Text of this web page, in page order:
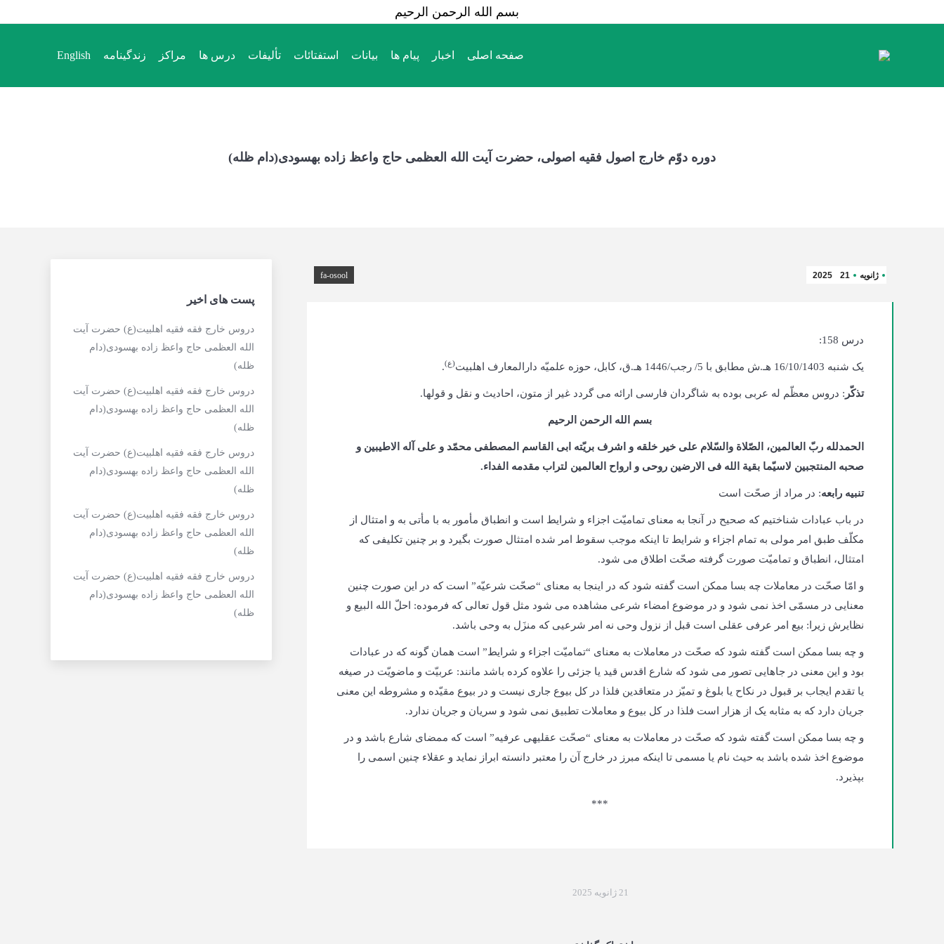
بسم الله الرحمن الرحیم
صفحه اصلی اخبار پیام ها بیانات استفتائات تألیفات درس ها مراکز زندگینامه English
دوره دوّم خارج اصول فقیه اصولی، حضرت آیت الله العظمی حاج واعظ زاده بهسودی(دام ظله)
ژانویه 21
2025
fa-osool
درس 158:
یک‌ شنبه 16/10/1403 هـ.ش مطابق با 5/ رجب/1446 هـ.ق، کابل، حوزه علمیّه دارالمعارف اهلبیت (ع).
تذکّر : دروس معظّم له عربی بوده به شاگردان فارسی ارائه می گردد غیر از متون، احادیث و نقل و قول­ها.
بسم الله الرحمن الرحیم
الحمدلله ربّ العالمین، الصّلاة والسّلام علی خیر خلقه و اشرف بریّته ابی القاسم المصطفی محمّد و علی آله الاطیبین و
صحبه المنتجبین لاسیّما بقیة الله فی الارضین روحی و ارواح العالمین لتراب مقدمه الفداء.
تنبیه رابعه: در مراد از صحّت است
در باب عبادات شناختیم که صحیح در آنجا به معنای تمامیّت اجزاء و شرایط است و انطباق مأمور به با مأتی به و امتثال از
مکلّف طبق امر مولی به تمام اجزاء و شرایط تا اینکه موجب سقوط امر شده امتثال صورت بگیرد و بر چنین تکلیفی که
امتثال، انطباق و تمامیّت صورت گرفته صحّت اطلاق می شود.
و امّا صحّت در معاملات چه بسا ممکن است گفته شود که در اینجا به معنای “صحّت شرعیّه” است که در این صورت چنین
معنایی در مسمّی اخذ نمی شود و در موضوع امضاء شرعی مشاهده می شود مثل قول تعالی که فرموده: احلّ الله البیع و
نظایرش زیرا: بیع امر عرفی عقلی است قبل از نزول وحی نه امر شرعیی که منزَل به وحی باشد.
و چه بسا ممکن است گفته شود که صحّت در معاملات به معنای “تمامیّت اجزاء و شرایط” است همان گونه که در عبادات
بود و این معنی در جاهایی تصور می شود که شارع اقدس قید یا جزئی را علاوه کرده باشد مانند: عربیّت و ماضویّت در صیغه
یا تقدم ایجاب بر قبول در نکاح یا بلوغ و تمیّز در متعاقدین فلذا در کل بیوع جاری نیست و در بیوع مقیّده و مشروطه این معنی
جریان دارد که به مثابه یک از هزار است فلذا در کل بیوع و معاملات تطبیق نمی شود و سریان و جریان ندارد.
و چه بسا ممکن است گفته شود که صحّت در معاملات به معنای “صحّت عقلیه­ی عرفیه” است که ممضای شارع باشد و در
موضوع اخذ شده باشد به حیث نام یا مسمی تا اینکه مبرز در خارج آن را معتبر دانسته ابراز نماید و عقلاء چنین اسمی را
بپذیرد.
***
21 ژانویه 2025
پست های اخیر
دروس خارج فقه فقیه اهلبیت(ع) حضرت آیت
الله العظمی حاج واعظ زاده بهسودی(دام
ظله)
دروس خارج فقه فقیه اهلبیت(ع) حضرت آیت
الله العظمی حاج واعظ زاده بهسودی(دام
ظله)
دروس خارج فقه فقیه اهلبیت(ع) حضرت آیت
الله العظمی حاج واعظ زاده بهسودی(دام
ظله)
دروس خارج فقه فقیه اهلبیت(ع) حضرت آیت
الله العظمی حاج واعظ زاده بهسودی(دام
ظله)
دروس خارج فقه فقیه اهلبیت(ع) حضرت آیت
الله العظمی حاج واعظ زاده بهسودی(دام
ظله)
صفحه اصلی اخبار پیام ها